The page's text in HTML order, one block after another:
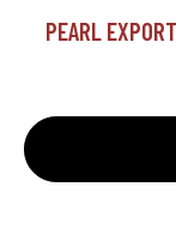
PEARL